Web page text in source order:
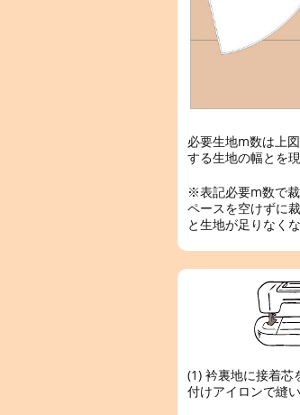
必要生地m数は上
する生地の幅とを
※表記必要m数で
ペースを空けずに
と生地が足りなく
(1) 衿裏地に接着芯
付けアイロンで縫